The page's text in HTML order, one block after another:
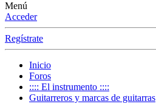
Menú
Acceder
Regístrate
Inicio
Foros
:::: El instrumento ::::
Guitarreros y marcas de guitarras